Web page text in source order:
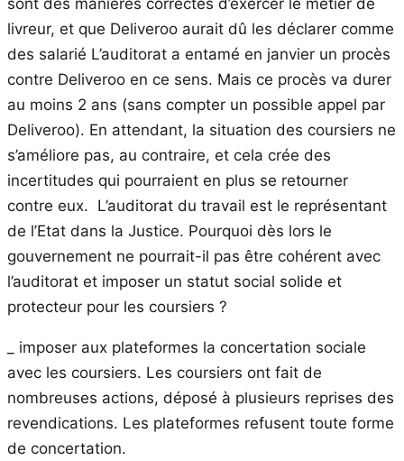
livreur, et que Deliveroo aurait dû les déclarer comme
des salarié L’auditorat a entamé en janvier un procès
contre Deliveroo en ce sens. Mais ce procès va durer
au moins 2 ans (sans compter un possible appel par
Deliveroo). En attendant, la situation des coursiers ne
s’améliore pas, au contraire, et cela crée des
incertitudes qui pourraient en plus se retourner
contre eux. L’auditorat du travail est le représentant
de l’Etat dans la Justice. Pourquoi dès lors le
gouvernement ne pourrait-il pas être cohérent avec
l’auditorat et imposer un statut social solide et
protecteur pour les coursiers ?
_ imposer aux plateformes la concertation sociale
avec les coursiers. Les coursiers ont fait de
nombreuses actions, déposé à plusieurs reprises des
revendications. Les plateformes refusent toute forme
de concertation.